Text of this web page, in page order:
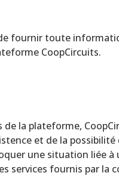
fournir toute
CoopCircuits.
la plateforme,
et de la
une situation liée
services fournis par la